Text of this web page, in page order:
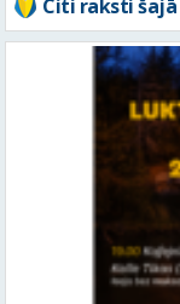
Citi raksti